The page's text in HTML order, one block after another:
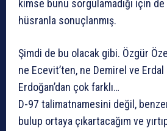
kimse bunu sorgulamadığı için
hüsranla sonuçlanmış.
Şimdi de bu olacak gibi. Özgür
ne Ecevit’ten, ne Demirel ve Erdal
Erdoğan’dan çok farklı…
D-97 talimatnamesini değil,
bulup ortaya çıkartacağım ve